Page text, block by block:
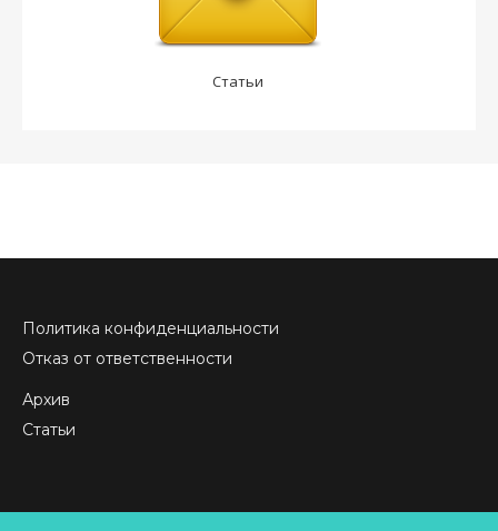
Статьи
Политика конфиденциальности
Отказ от ответственности
Архив
Статьи